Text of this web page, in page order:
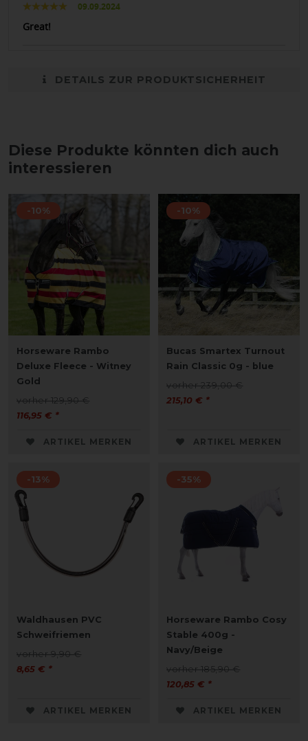
09.09.2024
Great!
DETAILS ZUR PRODUKTSICHERHEIT
Diese Produkte könnten dich auch
interessieren
-10%
Horseware Rambo
Deluxe Fleece - Witney
Gold
vorher 129,90 €
116,95 € *
ARTIKEL MERKEN
-10%
Bucas Smartex Turnout
Rain Classic 0g - blue
vorher 239,00 €
215,10 € *
ARTIKEL MERKEN
-13%
Waldhausen PVC
Schweifriemen
vorher 9,90 €
8,65 € *
ARTIKEL MERKEN
-35%
Horseware Rambo Cosy
Stable 400g -
Navy/Beige
vorher 185,90 €
120,85 € *
ARTIKEL MERKEN